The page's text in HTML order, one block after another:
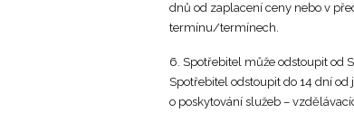
dnů od zaplacení ceny nebo v
termínu/termínech.
6. Spotřebitel může odstoupit od
Spotřebitel odstoupit do 14 dní
o poskytování služeb –